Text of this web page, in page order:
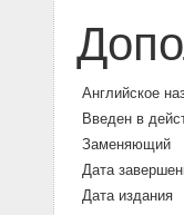
Английское
Введен в
Заменяющий
Дата
Дата издания